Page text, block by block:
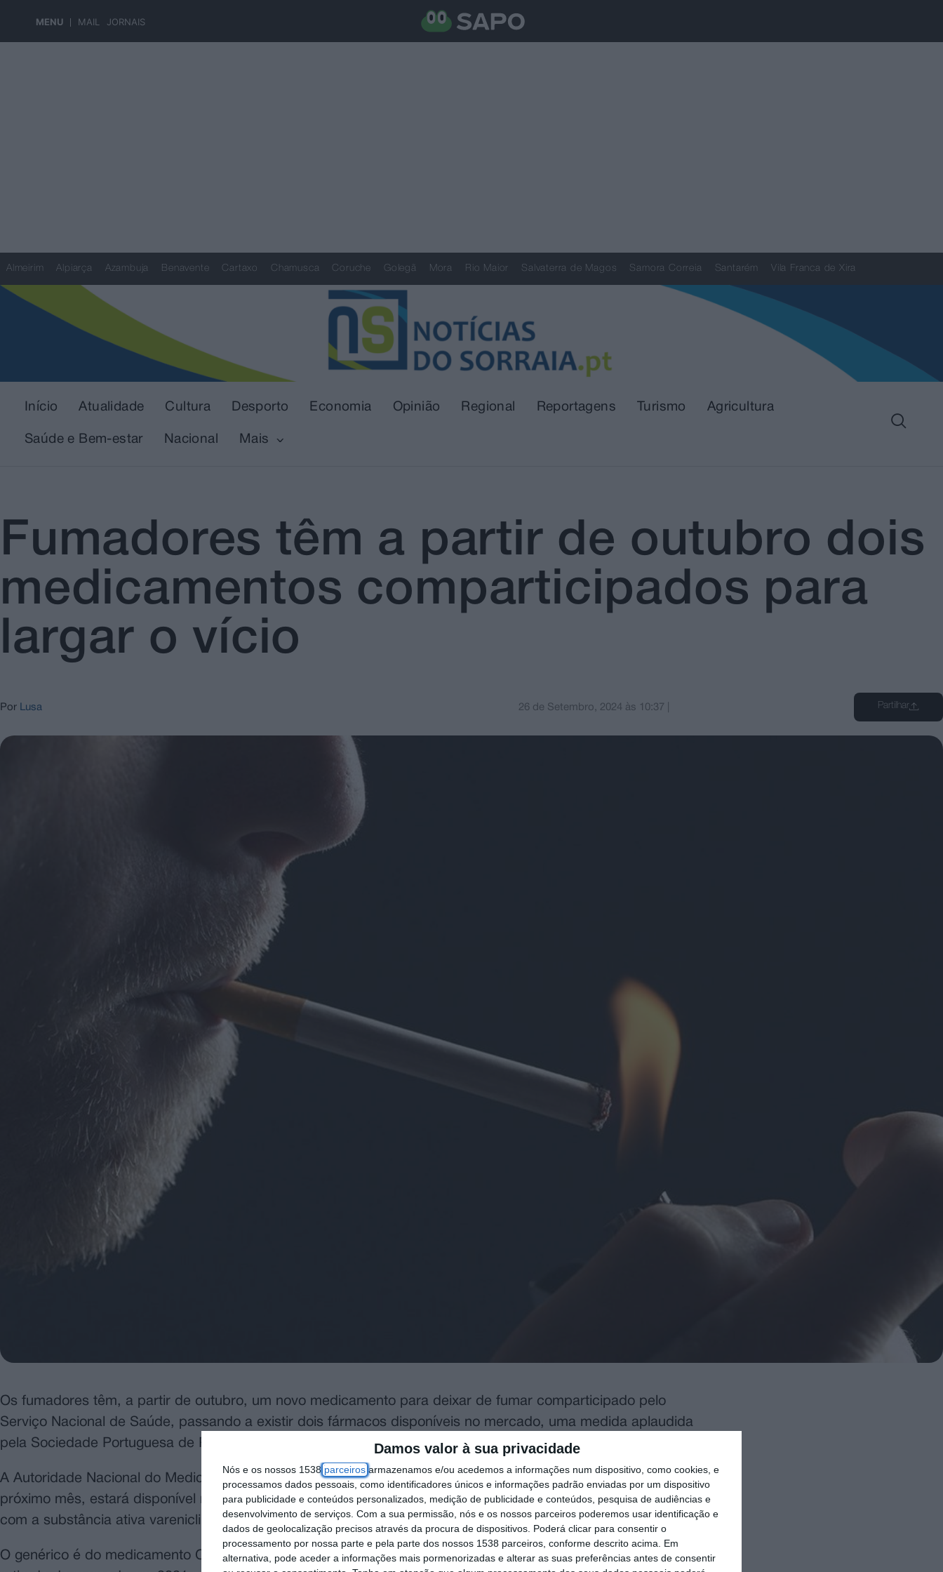
Damos valor à sua privacidade
Nós e os nossos 1538parceirosarmazenamos e/ou acedemos a informações num dispositivo, como cookies, e
processamos dados pessoais, como identificadores únicos e informações padrão enviadas por um dispositivo
para publicidade e conteúdos personalizados, medição de publicidade e conteúdos, pesquisa de audiências e
desenvolvimento de serviços. Com a sua permissão, nós e os nossos parceiros poderemos usar identificação e
dados de geolocalização precisos através da procura de dispositivos. Poderá clicar para consentir o
processamento por nossa parte e pela parte dos nossos 1538 parceiros, conforme descrito acima. Em
alternativa, pode aceder a informações mais pormenorizadas e alterar as suas preferências antes de consentir
MENU MAIL JORNAIS
Almeirim Alpiarça Azambuja Benavente Cartaxo Chamusca Coruche Golegã Mora Rio Maior Salvaterra de Magos Samora Correia Santarém Vila Franca de Xira
Início Atualidade Cultura Desporto Economia Opinião Regional Reportagens Turismo Agricultura
Saúde e Bem-estar Nacional Mais
Fumadores têm a partir de outubro dois
medicamentos comparticipados para
largar o vício
Por Lusa 26 de Setembro, 2024 às 10:37 Partilhar
Os fumadores têm, a partir de outubro, um novo medicamento para deixar de fumar comparticipado pelo
Serviço Nacional de Saúde, passando a existir dois fármacos disponíveis no mercado, uma medida aplaudida
pela Sociedade Portuguesa de Pneumologia (SPP).
A Autoridade Nacional do Medicamento de Produtos e Saúde (Infarmed) avançou à agência Lusa que, no
próximo mês, estará disponível no mercado um novo medicamento sujeito a receita médica, enquanto o outro,
com a substância ativa vareniclina, também sujeito a receita médica, foi disponibilizado recentemente.
O genérico é do medicamento Champix, que era o único medicamento comparticipado pelo Estado, mas que foi